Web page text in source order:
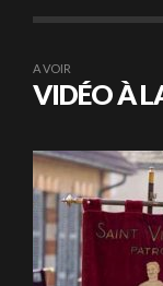
A VOIR
VIDÉO À